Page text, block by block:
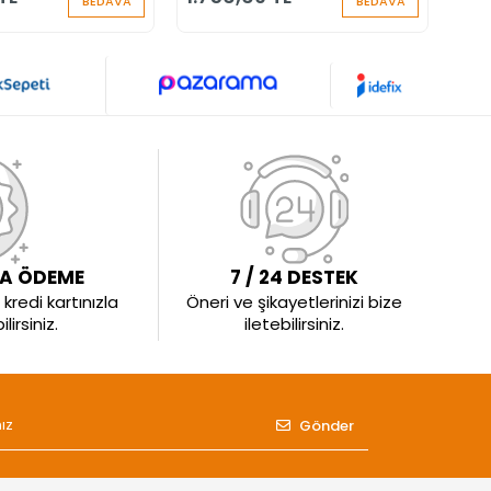
ÖDEME
kartınızla
7 / 24 DESTEK
Öneri ve şikayetlerinizi bize
iletebilirsiniz.
Gönder